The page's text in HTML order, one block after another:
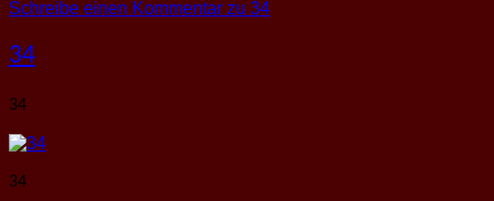
Schreibe einen Kommentar zu 34
34
34
34